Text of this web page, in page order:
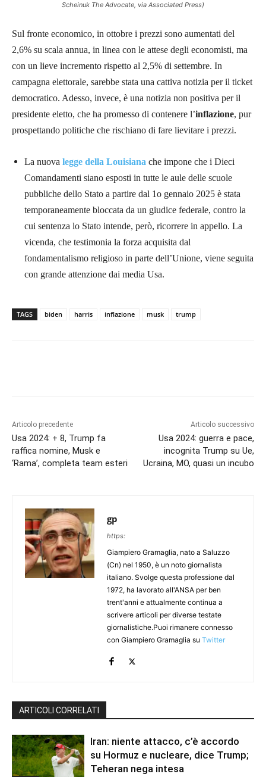
Scheinuk The Advocate, via Associated Press)
Sul fronte economico, in ottobre i prezzi sono aumentati del
2,6% su scala annua, in linea con le attese degli economisti, ma
con un lieve incremento rispetto al 2,5% di settembre. In
campagna elettorale, sarebbe stata una cattiva notizia per il ticket
democratico. Adesso, invece, è una notizia non positiva per il
presidente eletto, che ha promesso di contenere l’inflazione, pur
prospettando politiche che rischiano di fare lievitare i prezzi.
La nuova legge della Louisiana che impone che i Dieci
Comandamenti siano esposti in tutte le aule delle scuole
pubbliche dello Stato a partire dal 1o gennaio 2025 è stata
temporaneamente bloccata da un giudice federale, contro la
cui sentenza lo Stato intende, però, ricorrere in appello. La
vicenda, che testimonia la forza acquisita dal
fondamentalismo religioso in parte dell’Unione, viene seguita
con grande attenzione dai media Usa.
TAGS biden harris inflazione musk trump
Articolo precedente
Usa 2024: + 8, Trump fa
raffica nomine, Musk e
‘Rama’, completa team esteri
Articolo successivo
Usa 2024: guerra e pace,
incognita Trump su Ue,
Ucraina, MO, quasi un incubo
gp
https:
Giampiero Gramaglia, nato a Saluzzo
(Cn) nel 1950, è un noto giornalista
italiano. Svolge questa professione dal
1972, ha lavorato all'ANSA per ben
trent'anni e attualmente continua a
scrivere articoli per diverse testate
giornalistiche.Puoi rimanere connesso
con Giampiero Gramaglia su Twitter
ARTICOLI CORRELATI
Iran: niente attacco, c’è accordo
su Hormuz e nucleare, dice Trump;
Teheran nega intesa